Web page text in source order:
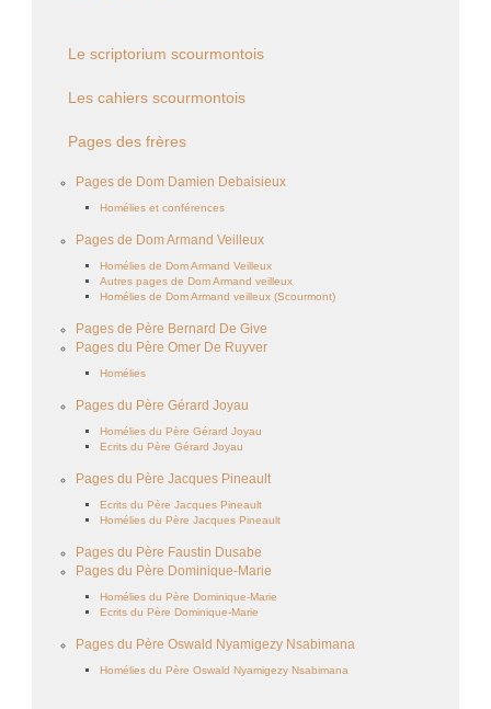
Le scriptorium scourmontois
Les cahiers scourmontois
Pages des frères
Pages de Dom Damien Debaisieux
Homélies et conférences
Pages de Dom Armand Veilleux
Homélies de Dom Armand Veilleux
Autres pages de Dom Armand veilleux
Homélies de Dom Armand veilleux (Scourmont)
Pages de Père Bernard De Give
Pages du Père Omer De Ruyver
Homélies
Pages du Père Gérard Joyau
Homélies du Père Gérard Joyau
Ecrits du Père Gérard Joyau
Pages du Père Jacques Pineault
Ecrits du Père Jacques Pineault
Homélies du Père Jacques Pineault
Pages du Père Faustin Dusabe
Pages du Père Dominique-Marie
Homélies du Père Dominique-Marie
Ecrits du Père Dominique-Marie
Pages du Père Oswald Nyamigezy Nsabimana
Homélies du Père Oswald Nyamigezy Nsabimana